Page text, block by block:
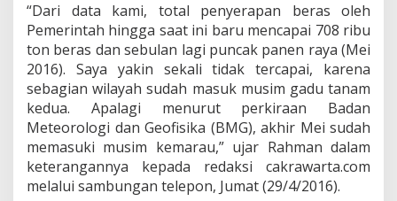
t
a
n
A
k
i
a
t
k
a
n
“Dari data kami, total penyerapan beras oleh
Pemerintah hingga saat ini baru mencapai 708 ribu
ton beras dan sebulan lagi puncak panen raya (Mei
2016). Saya yakin sekali tidak tercapai, karena
sebagian wilayah sudah masuk musim gadu tanam
kedua. Apalagi menurut perkiraan Badan
Meteorologi dan Geofisika (BMG), akhir Mei sudah
memasuki musim kemarau,” ujar Rahman dalam
keterangannya kepada redaksi cakrawarta.com
melalui sambungan telepon, Jumat (29/4/2016).